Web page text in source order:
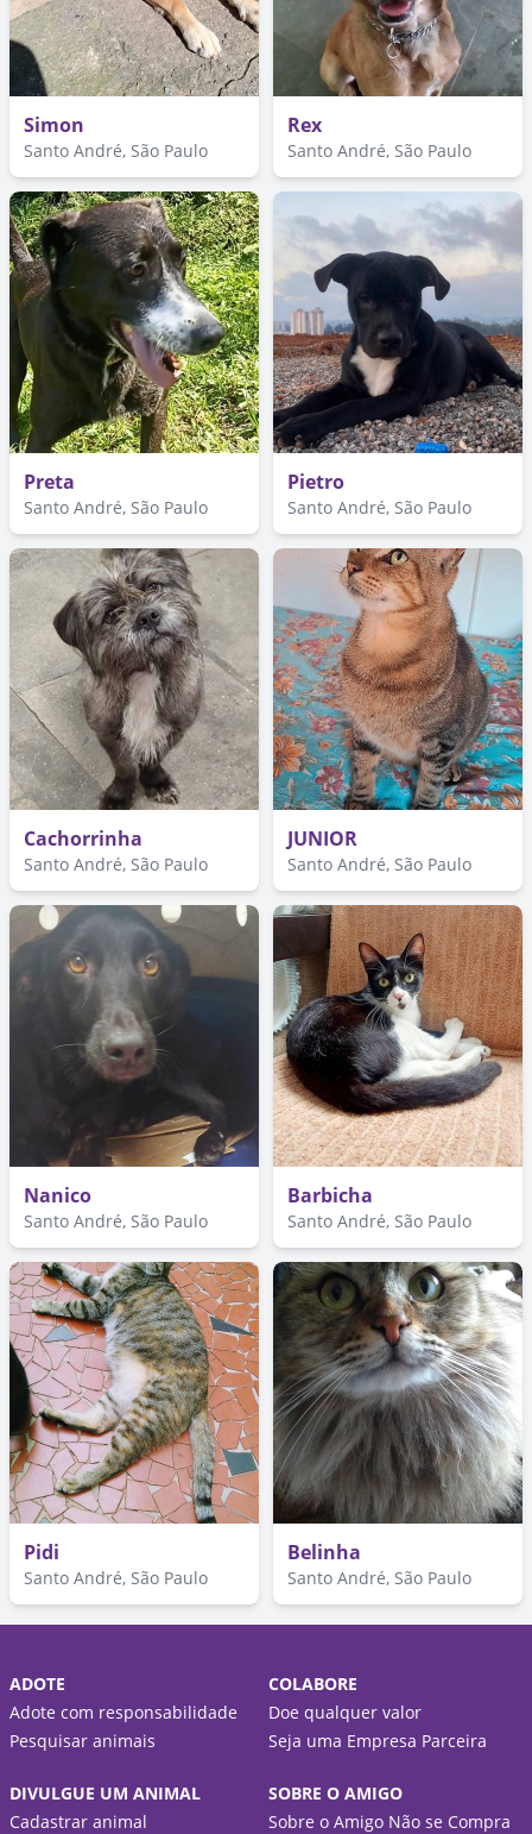
Simon
Santo André, São Paulo
Rex
Santo André, São Paulo
Preta
Santo André, São Paulo
Pietro
Santo André, São Paulo
Cachorrinha
Santo André, São Paulo
JUNIOR
Santo André, São Paulo
Nanico
Santo André, São Paulo
Barbicha
Santo André, São Paulo
Pidi
Santo André, São Paulo
Belinha
Santo André, São Paulo
ADOTE
Adote com responsabilidade
Pesquisar animais
COLABORE
Doe qualquer valor
Seja uma Empresa Parceira
DIVULGUE UM ANIMAL
Cadastrar animal
SOBRE O AMIGO
Sobre o Amigo Não se Compra